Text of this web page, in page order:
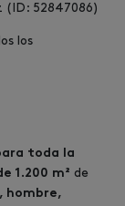
(ID: 52847086)
los
toda la
1.200 m² de
hombre,